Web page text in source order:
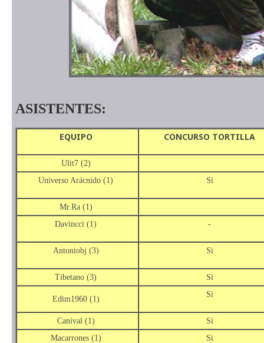
ASISTENTES:
EQUIPO CONCURSO TORTILLA
Ulit7 (2)
Universo Arácnido (1)
Si
Mr.Ra (1)
Davincci (1)
-
Antoniobj (3) Si
Tibetano (3) Si
Edim1960 (1)
Si
Canival (1)
Si
Macarrones (1)
Si